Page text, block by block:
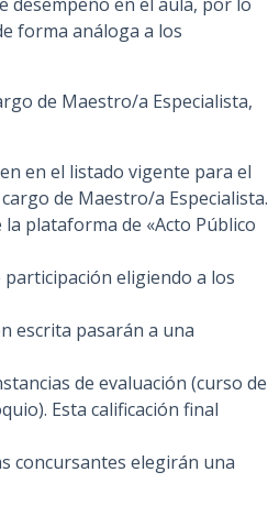
forma análoga a los
de Maestro/a Especialista,
en el listado vigente para el
de Maestro/a Especialista.
plataforma de «Acto Público
eligiendo a los
escrita pasarán a una
de evaluación (curso de
Esta calificación final
concursantes elegirán una